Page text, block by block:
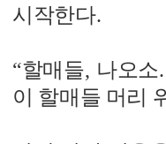
시작한다.
“할매들, 나오
이 할매들 머리